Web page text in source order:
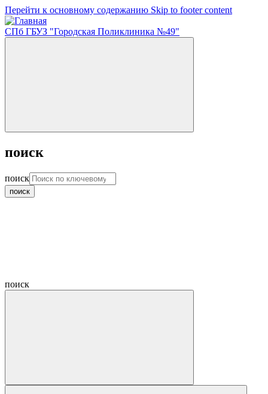
Перейти к основному содержанию Skip to footer content
СПб ГБУЗ "Городская Поликлиника №49"
поиск
поиск
поиск